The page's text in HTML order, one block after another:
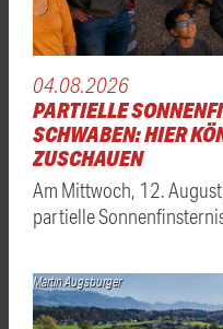
04.08.2026
PARTIELLE
SCHWABEN: HIER
ZUSCHAUEN
Am Mittwoch, 12.
partielle
Martin Augsburger